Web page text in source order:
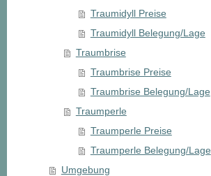
Traumidyll Preise
Traumidyll Belegung/Lage
Traumbrise
Traumbrise Preise
Traumbrise Belegung/Lage
Traumperle
Traumperle Preise
Traumperle Belegung/Lage
Umgebung